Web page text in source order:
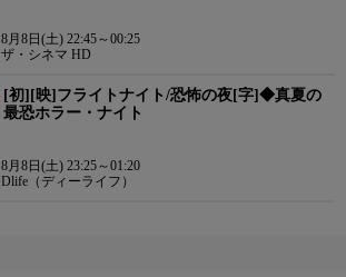
8月8日(土) 22:45～00:25
ザ・シネマ HD
[初][映]フライトナイト/恐怖の夜[字]◆真夏の
最恐ホラー・ナイト
8月8日(土) 23:25～01:20
Dlife（ディーライフ）